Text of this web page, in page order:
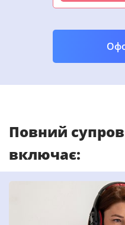
Автозахист
Довідник компаній
Новини
Реферальна
Повний
включає: